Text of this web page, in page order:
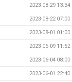
2023-08-29 13:34
2023-08-22 07:00
2023-08-01 01:00
2023-06-09 11:52
2023-06-04 08:00
2023-06-01 22:40